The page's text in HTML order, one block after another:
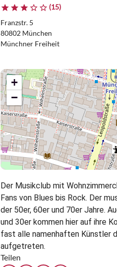
(15)
Franzstr. 5
80802 München
Münchner Freiheit
+
−
Der Musikclub mit
Fans von Blues bis Rock. Der
der 50er, 60er und 70er Jahre.
und 30er kommen hier auf ihre
fast alle namenhaften Künstler
aufgetreten.
Teilen